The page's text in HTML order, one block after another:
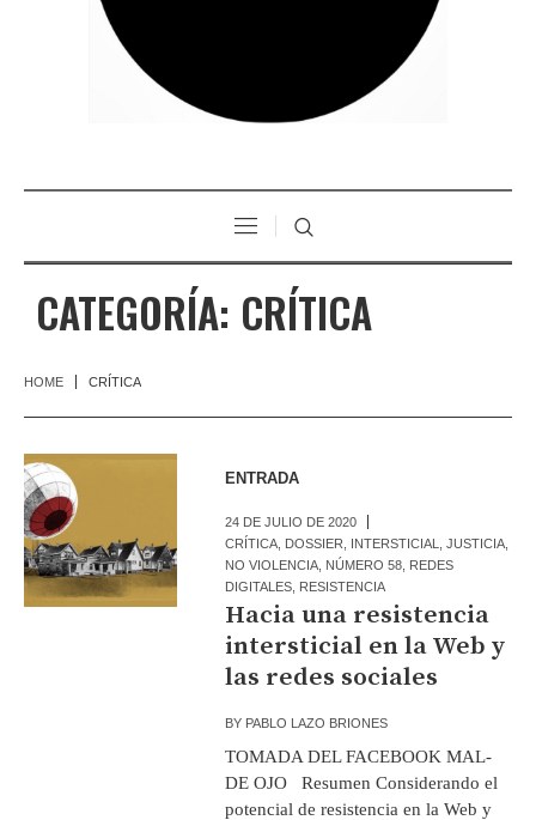
CATEGORÍA: CRÍTICA
HOME CRÍTICA
ENTRADA
24 DE JULIO DE 2020
CRÍTICA DOSSIER INTERSTICIAL ,JUSTICIA
NO VIOLENCIA NÚMERO 58 REDES
DIGITALES RESISTENCIA
Hacia una resistencia
intersticial en la Web y
las redes sociales
BY PABLO LAZO BRIONES
TOMADA DEL FACEBOOK MAL-
DE OJO Resumen Considerando el
potencial de resistencia en la Web y